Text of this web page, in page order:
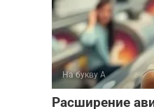
На букву А
Расширение